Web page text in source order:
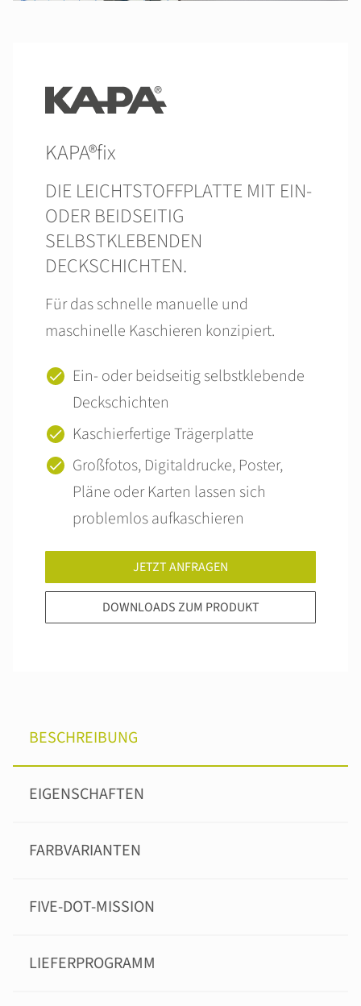
KAPA®fix
DIE LEICHTSTOFFPLATTE MIT EIN-
ODER BEIDSEITIG
SELBSTKLEBENDEN
DECKSCHICHTEN.
Für das schnelle manuelle und
maschinelle Kaschieren konzipiert.
Ein- oder beidseitig selbstklebende
Deckschichten
Kaschierfertige Trägerplatte
Großfotos, Digitaldrucke, Poster,
Pläne oder Karten lassen sich
problemlos aufkaschieren
JETZT ANFRAGEN
DOWNLOADS ZUM PRODUKT
BESCHREIBUNG
EIGENSCHAFTEN
FARBVARIANTEN
FIVE-DOT-MISSION
LIEFERPROGRAMM